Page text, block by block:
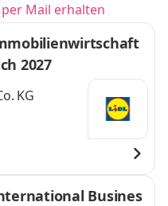
Mail erhalten
2027
KG
Busines